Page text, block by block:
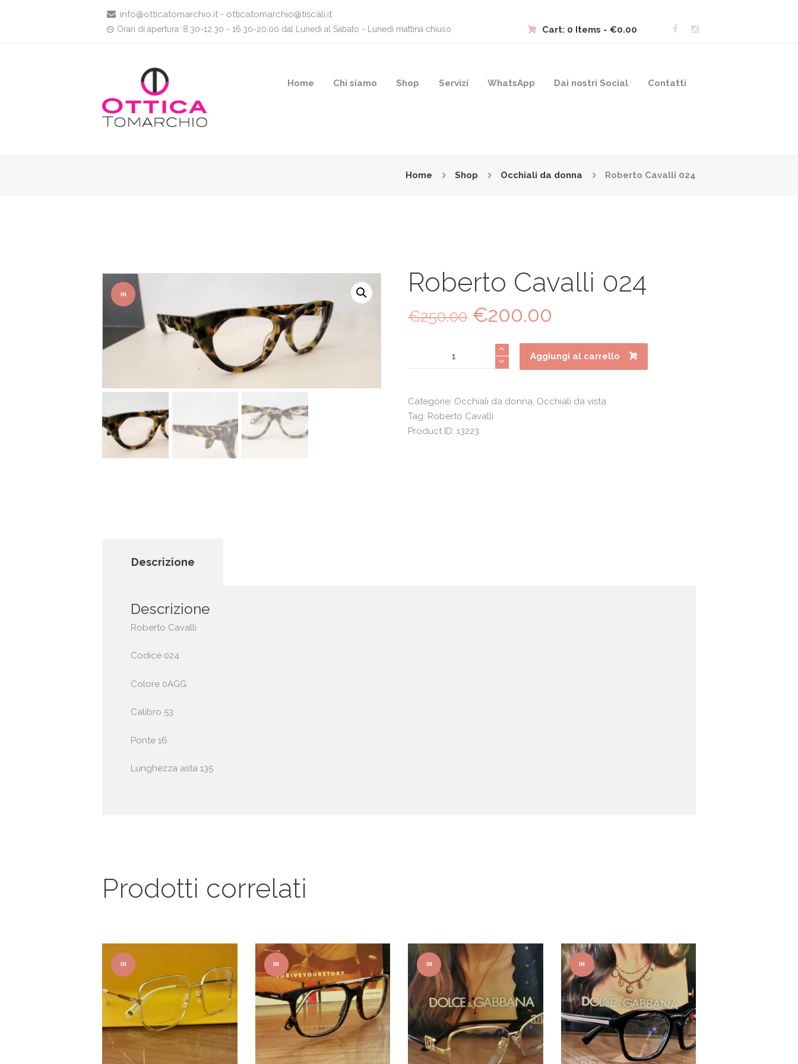
info@otticatomarchio.it - otticatomarchio@tiscali.it
Orari di apertura: 8.30-12.30 - 16.30-20.00 dal Lunedì al Sabato - Lunedì mattina chiuso Cart: 0 Items - €0.00
Home Chi siamo Shop Servizi WhatsApp Dai nostri Social Contatti
Home Shop Occhiali da donna Roberto Cavalli 024
IN
TA!
Roberto Cavalli 024
€250.00 Il
prezzo
originale
era:
€250.00.
€200.00
attuale
è:
€200.00.
Aggiungi al carrello
Categorie: Occhiali da donna, Occhiali da vista
Tag: Roberto Cavalli
Product ID: 13223
Descrizione
Descrizione
Roberto Cavalli
Codice 024
Colore 0AGG
Calibro 53
Ponte 16
Lunghezza asta 135
Prodotti correlati
IN
TA!
IN
OFFER
TA!
IN
OFFER
TA!
IN
OFFER
TA!